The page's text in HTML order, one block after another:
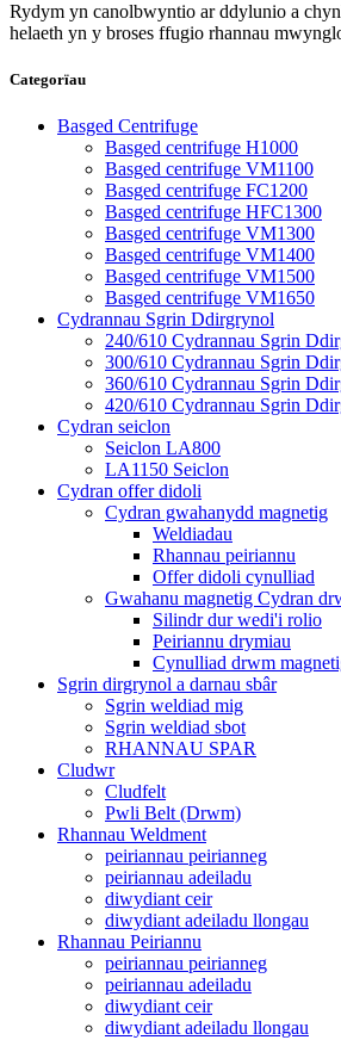
Rydym yn canolbwyntio ar ddylunio a
helaeth yn y broses ffugio rhannau
Categorïau
Basged Centrifuge
Basged centrifuge H1000
Basged centrifuge VM1100
Basged centrifuge FC1200
Basged centrifuge HFC1300
Basged centrifuge VM1300
Basged centrifuge VM1400
Basged centrifuge VM1500
Basged centrifuge VM1650
Cydrannau Sgrin Ddirgrynol
240/610 Cydrannau Sgrin
300/610 Cydrannau Sgrin
360/610 Cydrannau Sgrin
420/610 Cydrannau Sgrin
Cydran seiclon
Seiclon LA800
LA1150 Seiclon
Cydran offer didoli
Cydran gwahanydd magnetig
Weldiadau
Rhannau peiriannu
Offer didoli cynulliad
Gwahanu magnetig Cydran
Silindr dur wedi'i rolio
Peiriannu drymiau
Cynulliad drwm
Sgrin dirgrynol a darnau sbâr
Sgrin weldiad mig
Sgrin weldiad sbot
RHANNAU SPAR
Cludwr
Cludfelt
Pwli Belt (Drwm)
Rhannau Weldment
peiriannau peirianneg
peiriannau adeiladu
diwydiant ceir
diwydiant adeiladu llongau
Rhannau Peiriannu
peiriannau peirianneg
peiriannau adeiladu
diwydiant ceir
diwydiant adeiladu llongau